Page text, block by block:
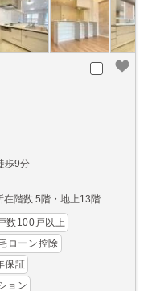
歩9分
在階数:5階・地上13階
数100戸以上
ローン控除
保証
ョン